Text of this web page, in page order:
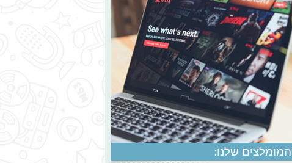
המומלצים שלנו: